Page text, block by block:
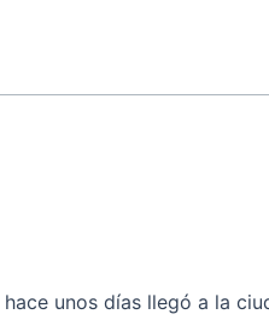
unos días llegó a la